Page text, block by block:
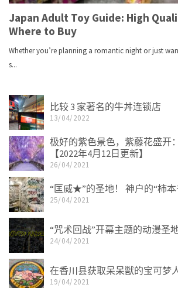
比较 3 家著名的牛丼连锁店
13/04/2022
极好的紫色景色，紫藤花盛开
【2022年4月12日更新】
26/04/2021
“匡威★”的圣地！ 神户的“柿
25/04/2021
“咒术回战”开幕主题的动漫圣地
24/04/2021
在香川县获取呆呆獣的宝可梦
19/04/2021